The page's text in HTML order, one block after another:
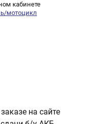
кабинете
мотоцикл
на сайте